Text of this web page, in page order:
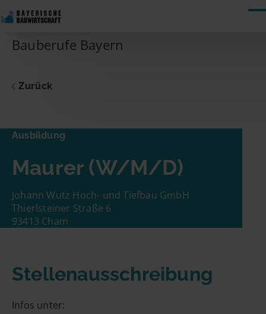
Skip to content
Bauberufe Bayern
Zurück
Ausbildung
Maurer (W/M/D)
Johann Wutz Hoch- und Tiefbau GmbH
Thierlsteiner Straße 6
93413 Cham
Stellenausschreibung
Infos unter:
Maurer
Dich interessiert die vorgeschlagene Stelle?
Dann nimm gleich hier Kontakt zum
Namen und Deine E-Mail-Adresse eingeben.
Schon geht es los!
Name